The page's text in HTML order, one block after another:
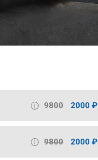
9800 2000 ₽
9800 2000 ₽